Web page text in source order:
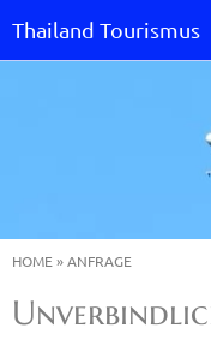
Thailand Tourismus
HOME»ANFRAGE